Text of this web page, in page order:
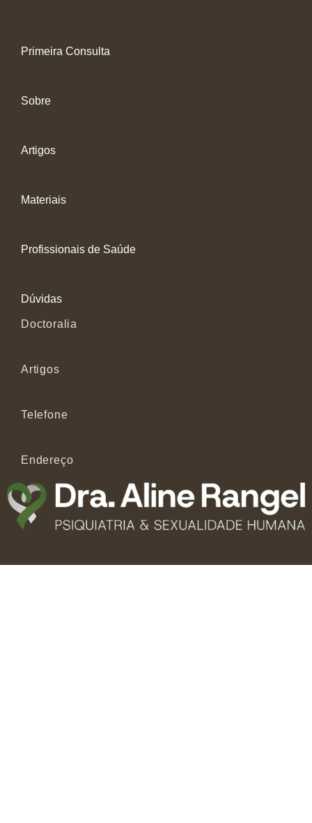
Primeira Consulta
Sobre
Artigos
Materiais
Profissionais de Saúde
Dúvidas
Doctoralia
Artigos
Telefone
Endereço